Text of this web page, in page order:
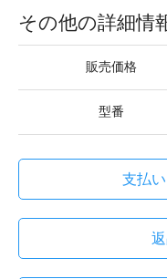
その他の詳細情
販売価格
型番
支払